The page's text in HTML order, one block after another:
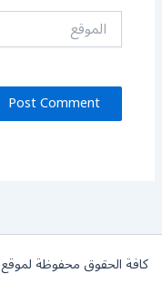
الموقع
كافة الحقوق محفوظة لموقع